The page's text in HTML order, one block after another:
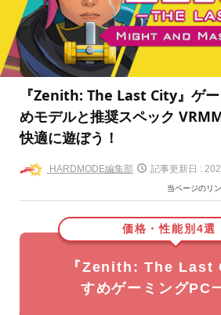
『Zenith: The Last City』ゲ
めモデルと推奨スペック
快適に遊ぼう！
HARDMODE編集部 記事更新日 :
当ページのリ
価格・性能別4選
『Zenith: The Last
すめゲーミングPC